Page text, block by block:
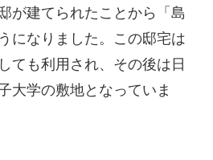
が建てられたことから「島
になりました。この邸宅は
ても利用され、その後は日
大学の敷地となっていま